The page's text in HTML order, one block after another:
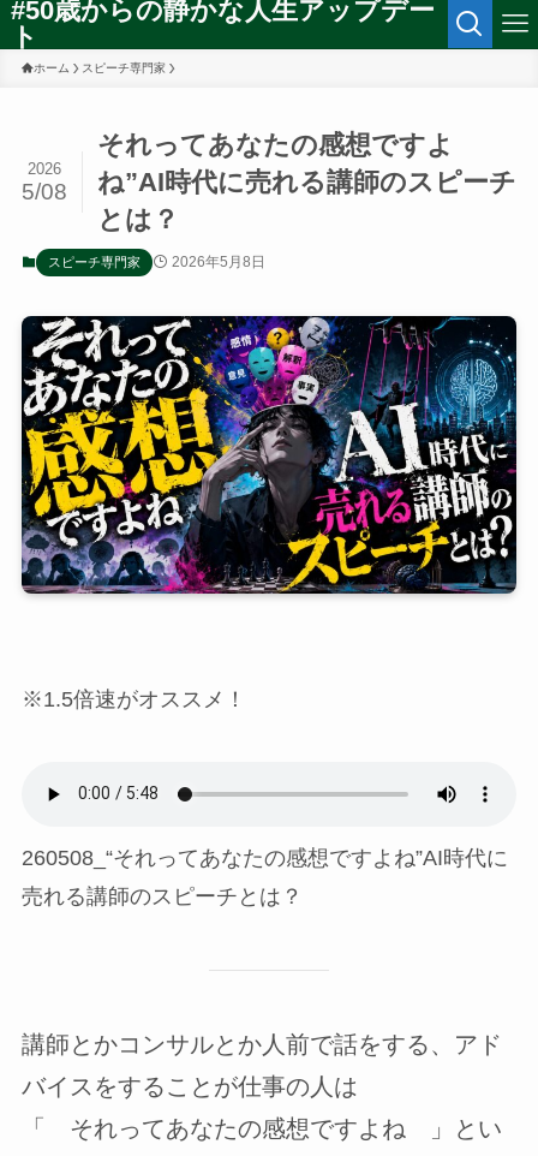
#50歳からの静かな人生アップデー
ト
ホーム スピーチ専門家
それってあなたの感想ですよ
ね”AI時代に売れる講師のスピーチ
とは？
2026
5/08
スピーチ専門家 2026年5月8日
※1.5倍速がオススメ！
260508_“それってあなたの感想ですよね”AI時代に
売れる講師のスピーチとは？
講師とかコンサルとか人前で話をする、アド
バイスをすることが仕事の人は
「 それってあなたの感想ですよね 」とい